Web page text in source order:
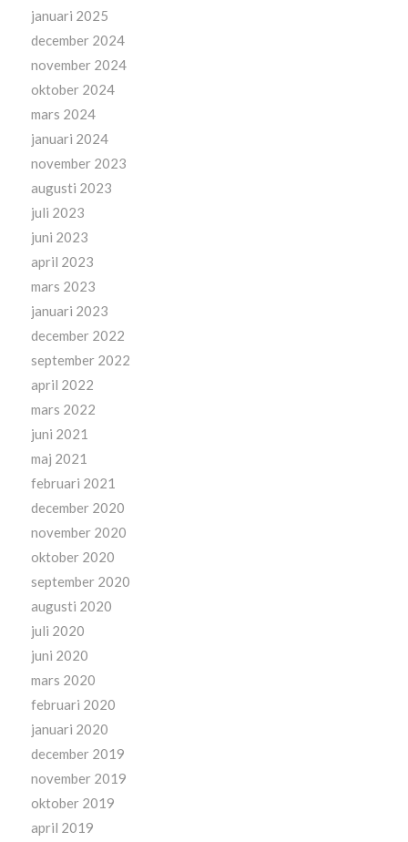
januari 2025
december 2024
november 2024
oktober 2024
mars 2024
januari 2024
november 2023
augusti 2023
juli 2023
juni 2023
april 2023
mars 2023
januari 2023
december 2022
september 2022
april 2022
mars 2022
juni 2021
maj 2021
februari 2021
december 2020
november 2020
oktober 2020
september 2020
augusti 2020
juli 2020
juni 2020
mars 2020
februari 2020
januari 2020
december 2019
november 2019
oktober 2019
april 2019